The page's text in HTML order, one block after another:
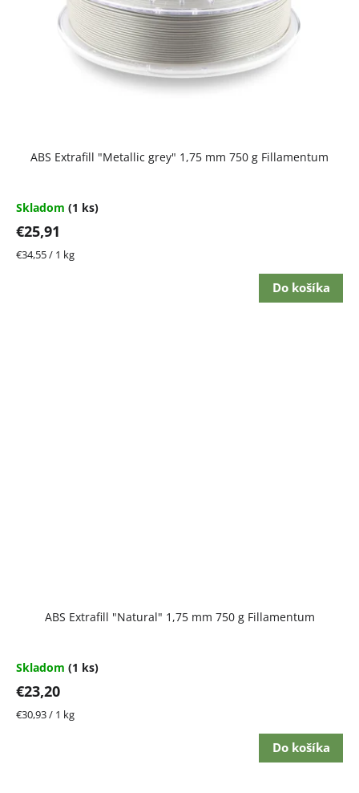
ABS Extrafill "Metallic grey" 1,75 mm 750 g Fillamentum
Skladom (1 ks)
€25,91
Jednotková
€34,55 / 1 kg
Do košíka
ABS Extrafill "Natural" 1,75 mm 750 g Fillamentum
Skladom (1 ks)
€23,20
Jednotková
€30,93 / 1 kg
Do košíka